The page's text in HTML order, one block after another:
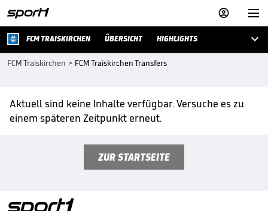


FCM TRAISKIRCHEN ÜBERSICHT HIGHLIGHTS 
FCM Traiskirchen > FCM Traiskirchen Transfers
Aktuell sind keine Inhalte verfügbar. Versuche es zu
einem späteren Zeitpunkt erneut.
ZUR STARTSEITE